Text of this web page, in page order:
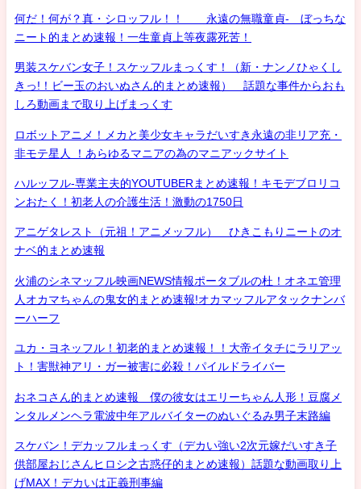
何だ！何が？真・シロッフル！！ 永遠の無職童貞- ぼっちな
ニート的まとめ速報！一生童貞上等夜露死苦！
男装スケバン女子！スケッフルまっくす！（新・ナンノひゃくし
きっ!！ビー玉のおいぬさん的まとめ速報） 話題な事件からおも
しろ動画まで取り上げまっくす
ロボットアニメ！メカと美少女キャラだいすき永遠の非リア充・
非モテ星人 ！あらゆるマニアの為のマニアックサイト
ハルッフル-専業主夫的YOUTUBERまとめ速報！キモデブロリコ
ンおたく！初老人の介護生活！激動の1750日
アニゲタレスト（元祖！アニメッフル） ひきこもりニートのオ
ナベ的まとめ速報
火浦のシネマッフル映画NEWS情報ポータブルの杜！オネエ管理
人オカマちゃんの鬼女的まとめ速報!オカマッフルアタックナンバ
ーハーフ
ユカ・ヨネッフル！初老的まとめ速報！！大帝イタチにラリアッ
ト！害獣神アリ・ガー被害に必殺！パイルドライバー
おネコさん的まとめ速報 僕の彼女はエリーちゃん人形！豆腐メ
ンタルメンヘラ電波中年アルバイターのぬいぐるみ男子末路編
スケバン！デカッフルまっくす（デカい強い2次元嫁だいすき子
供部屋おじさんヒロシ之古惑仔的まとめ速報）話題な動画取り上
げMAX！デカいは正義刑事編